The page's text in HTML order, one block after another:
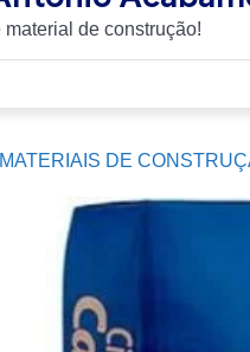
de construção!
MATERIAIS DE